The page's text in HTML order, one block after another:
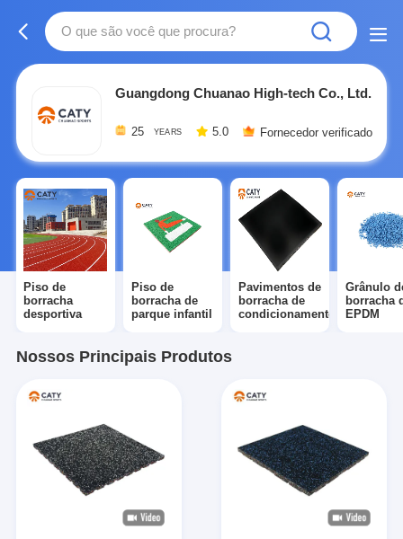
Guangdong Chuanao High-tech Co., Ltd.
25 YEARS 5.0 Fornecedor verificado
Piso de
borracha
desportiva
Piso de
borracha de
parque infantil
Pavimentos de
borracha de
condicionamento
Grânulo
borracha
EPDM
Nossos Principais Produtos